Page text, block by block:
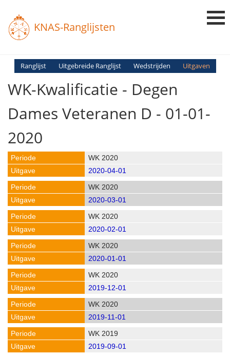
KNAS-Ranglijsten
Login
Ranglijst Uitgebreide Ranglijst Wedstrijden Uitgaven
WK-Kwalificatie - Degen
Dames Veteranen D - 01-01-
2020
WK 2020
2020-04-01
WK 2020
2020-03-01
WK 2020
2020-02-01
WK 2020
2020-01-01
WK 2020
2019-12-01
WK 2020
2019-11-01
WK 2019
2019-09-01